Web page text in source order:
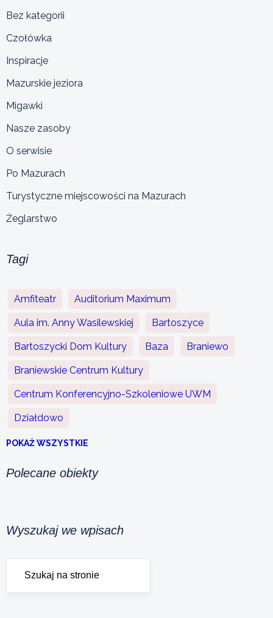
Bez kategorii
Czołówka
Inspiracje
Mazurskie jeziora
Migawki
Nasze zasoby
O serwisie
Po Mazurach
Turystyczne miejscowości na Mazurach
Żeglarstwo
Tagi
Amfiteatr Auditorium Maximum
Aula im. Anny Wasilewskiej Bartoszyce
Bartoszycki Dom Kultury Baza Braniewo
Braniewskie Centrum Kultury
Centrum Konferencyjno-Szkoleniowe UWM
Działdowo
POKAŻ WSZYSTKIE
Polecane obiekty
Wyszukaj we wpisach